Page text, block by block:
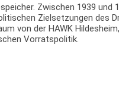
Zwischen 1939 und
Zielsetzungen des
von der HAWK
Vorratspolitik.